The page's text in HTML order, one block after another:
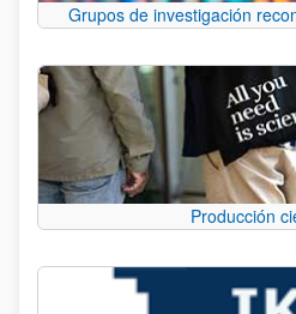
Grupos de investigación
Producción